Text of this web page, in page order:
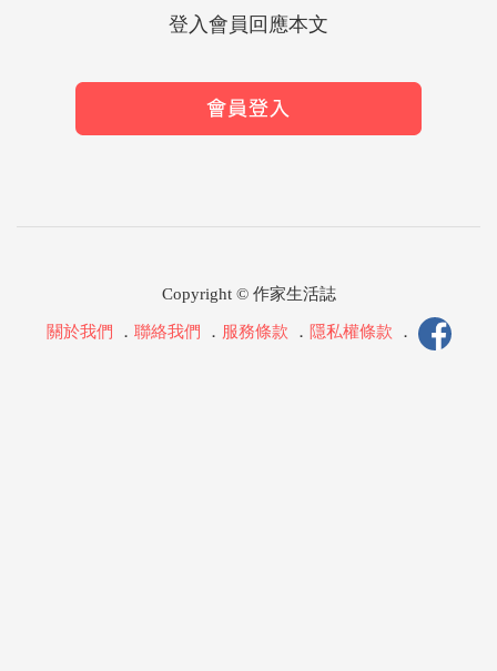
登入會員回應本文
Copyright © 作家生活誌
關於我們 ． 聯絡我們 ． 服務條款 ． 隱私權條款 ．